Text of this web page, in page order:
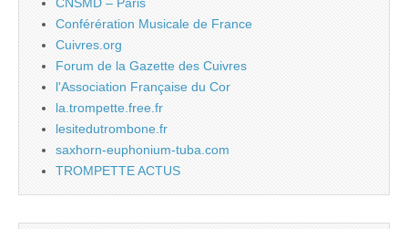
Conférération Musicale de France
Cuivres.org
Forum de la Gazette des Cuivres
l'Association Française du Cor
la.trompette.free.fr
lesitedutrombone.fr
saxhorn-euphonium-tuba.com
TROMPETTE ACTUS